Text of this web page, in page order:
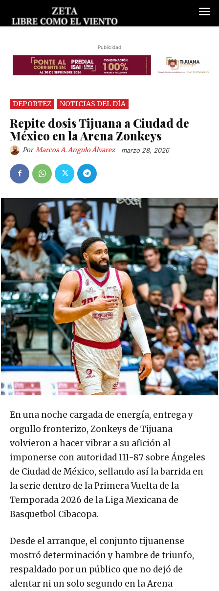
Publicidad
DEPORTEZ NOTICIAS DEL DÍA
Repite dosis Tijuana a Ciudad de
México en la Arena Zonkeys
Por Marcos A. Angulo Álvarez marzo 28, 2026
En una noche cargada de energía, entrega y
orgullo fronterizo, Zonkeys de Tijuana
volvieron a hacer vibrar a su afición al
imponerse con autoridad 111-87 sobre Ángeles
de Ciudad de México, sellando así la barrida en
la serie dentro de la Primera Vuelta de la
Temporada 2026 de la Liga Mexicana de
Basquetbol Cibacopa.
Desde el arranque, el conjunto tijuanense
mostró determinación y hambre de triunfo,
respaldado por un público que no dejó de
alentar ni un solo segundo en la Arena